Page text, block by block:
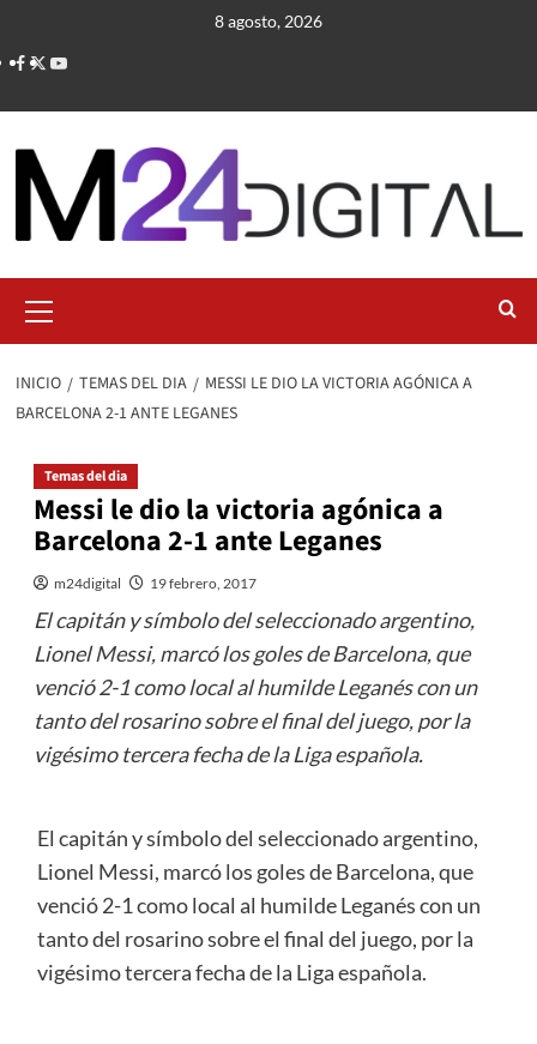
contenido
8 agosto, 2026
primario
INICIO TEMAS DEL DIA
MESSI LE DIO LA VICTORIA AGÓNICA A
BARCELONA 2-1 ANTE LEGANES
Temas del dia
Messi le dio la victoria agónica a
Barcelona 2-1 ante Leganes
m24digital 19 febrero, 2017
El capitán y símbolo del seleccionado argentino,
Lionel Messi, marcó los goles de Barcelona, que
venció 2-1 como local al humilde Leganés con un
tanto del rosarino sobre el final del juego, por la
vigésimo tercera fecha de la Liga española.
El capitán y símbolo del seleccionado argentino,
Lionel Messi, marcó los goles de Barcelona, que
venció 2-1 como local al humilde Leganés con un
tanto del rosarino sobre el final del juego, por la
vigésimo tercera fecha de la Liga española.